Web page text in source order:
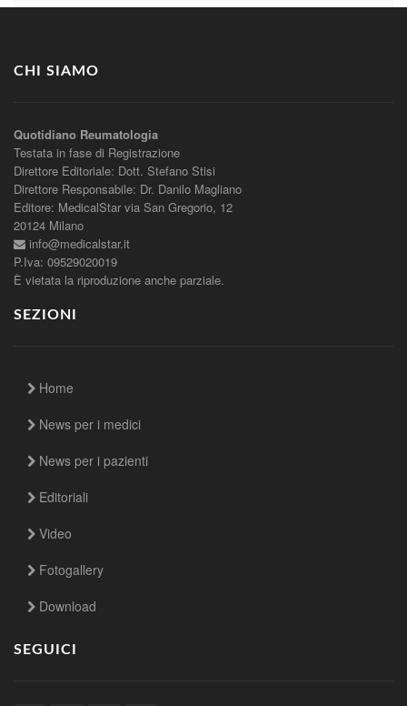
CHI SIAMO
Quotidiano Reumatologia
Testata in fase di Registrazione
Direttore Editoriale: Dott. Stefano Stisi
Direttore Responsabile: Dr. Danilo Magliano
Editore: MedicalStar via San Gregorio, 12
20124 Milano
info@medicalstar.it
P.Iva: 09529020019
È vietata la riproduzione anche parziale.
SEZIONI
Home
News per i medici
News per i pazienti
Editoriali
Video
Fotogallery
Download
SEGUICI